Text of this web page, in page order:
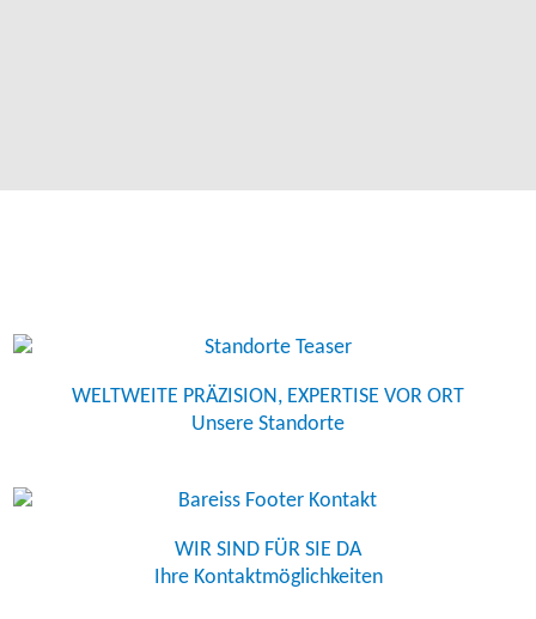
WELTWEITE PRÄZISION, EXPERTISE VOR ORT
Unsere Standorte
WIR SIND FÜR SIE DA
Ihre Kontaktmöglichkeiten